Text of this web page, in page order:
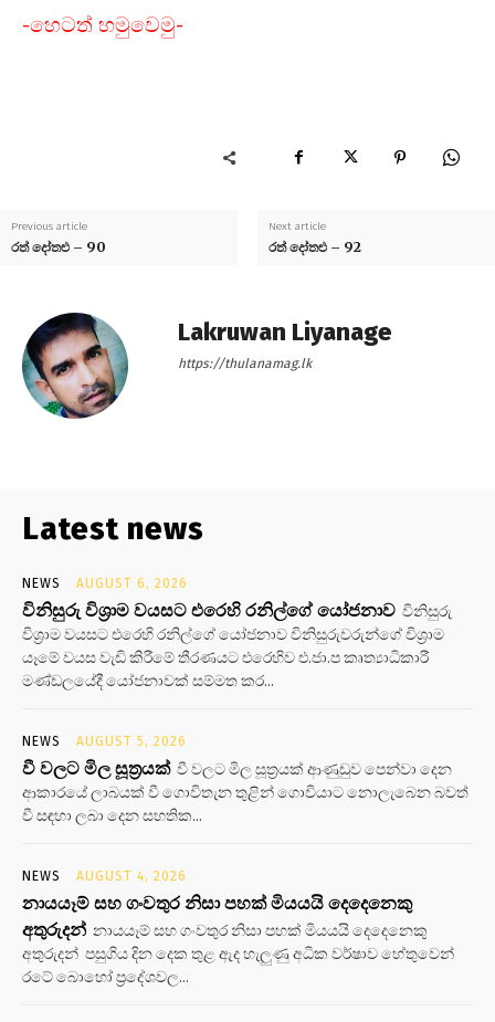
-හෙටත් හමුවෙමු-
Previous article
රත් දෝතළු – 90
Next article
රත් දෝතළු – 92
Lakruwan Liyanage
https://thulanamag.lk
Latest news
NEWS AUGUST 6, 2026
විනිසුරු විශ්‍රාම වයසට එරෙහි රනිල්ගේ යෝජනාව විනිසුරු
විශ්‍රාම වයසට එරෙහි රනිල්ගේ යෝජනාව විනිසුරුවරුන්ගේ විශ්‍රාම
යෑමේ වයස වැඩි කිරීමේ තීරණයට එරෙහිව එ.ජා.ප කෘත්‍යාධිකාරී
මණ්ඩලයේදී යෝජනාවක් සම්මත කර...
NEWS AUGUST 5, 2026
වී වලට මිල සූත්‍රයක් වී වලට මිල සූත්‍රයක් ආණුඩුව පෙන්වා දෙන
ආකාරයේ ලාබයක් වී ගොවිතැන තුළින් ගොවියාට නොලැබෙන බවත්
වී සඳහා ලබා දෙන සහතික...
NEWS AUGUST 4, 2026
නායයෑම් සහ ගංවතුර නිසා පහක් මියයයි දෙදෙනෙකු
අතුරුදන් නායයෑම් සහ ගංවතුර නිසා පහක් මියයයි දෙදෙනෙකු
අතුරුදන් පසුගිය දින දෙක තුළ ඇද හැලුණු අධික වර්ෂාව හේතුවෙන්
රටේ බොහෝ ප්‍රදේශවල...